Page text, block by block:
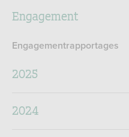
Engagement
Engagementrapportages
2025
2024